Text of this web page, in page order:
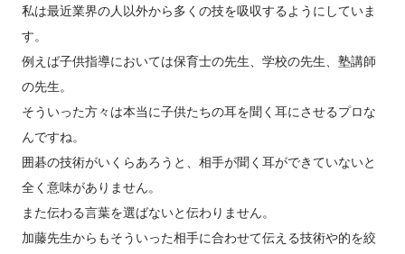
私は最近業界の人以外から多くの技を吸収するようにしていま
す。
例えば子供指導においては保育士の先生、学校の先生、塾講師
の先生。
そういった方々は本当に子供たちの耳を聞く耳にさせるプロな
んですね。
囲碁の技術がいくらあろうと、相手が聞く耳ができていないと
全く意味がありません。
また伝わる言葉を選ばないと伝わりません。
加藤先生からもそういった相手に合わせて伝える技術や的を絞